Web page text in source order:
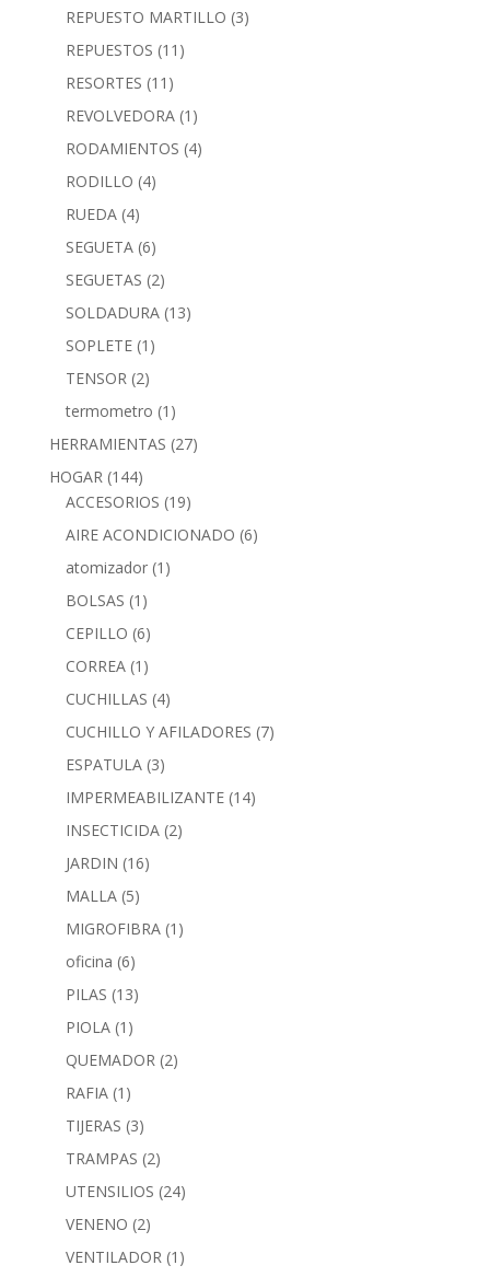
REPUESTO MARTILLO (3)
REPUESTOS (11)
RESORTES (11)
REVOLVEDORA (1)
RODAMIENTOS (4)
RODILLO (4)
RUEDA (4)
SEGUETA (6)
SEGUETAS (2)
SOLDADURA (13)
SOPLETE (1)
TENSOR (2)
termometro (1)
HERRAMIENTAS (27)
HOGAR (144)
ACCESORIOS (19)
AIRE ACONDICIONADO (6)
atomizador (1)
BOLSAS (1)
CEPILLO (6)
CORREA (1)
CUCHILLAS (4)
CUCHILLO Y AFILADORES (7)
ESPATULA (3)
IMPERMEABILIZANTE (14)
INSECTICIDA (2)
JARDIN (16)
MALLA (5)
MIGROFIBRA (1)
oficina (6)
PILAS (13)
PIOLA (1)
QUEMADOR (2)
RAFIA (1)
TIJERAS (3)
TRAMPAS (2)
UTENSILIOS (24)
VENENO (2)
VENTILADOR (1)